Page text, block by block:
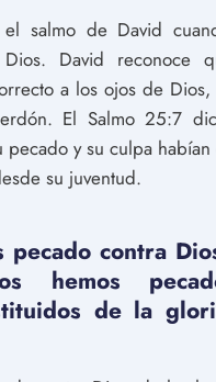
salmo de David
David reconoce
a los ojos de
El Salmo 25:7
y su culpa habían
su juventud.
pecado contra
hemos
de la